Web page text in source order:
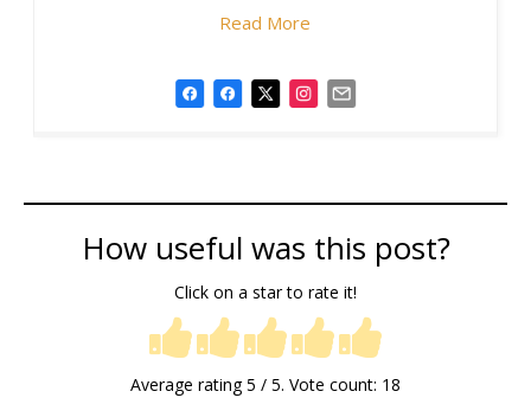
Read More
How useful was this post?
Click on a star to rate it!
Average rating5 / 5. Vote count: 18